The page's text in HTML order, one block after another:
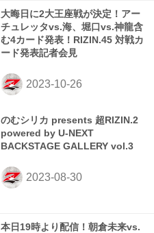
大晦日に2大王座戦が決定！アー
チュレッタvs.海、堀口vs.神龍含
む4カード発表！RIZIN.45 対戦カ
ード発表記者会見
のむシリカ presents 超RIZIN.2
powered by U-NEXT
BACKSTAGE GALLERY vol.3
本日19時より配信！朝倉未来vs.